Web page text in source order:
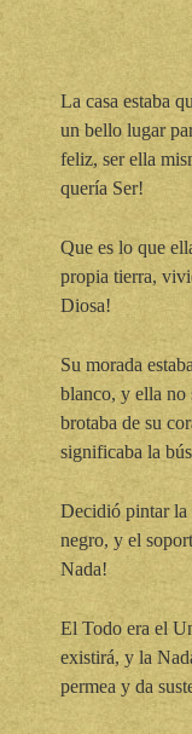
La casa estaba
un bello lugar
feliz, ser ella
quería Ser!
Que es lo que
propia tierra,
Diosa!
Su morada
blanco, y ella no
brotaba de su
significaba la
Decidió pintar la
negro, y el
Nada!
El Todo era el
existirá, y la
permea y da